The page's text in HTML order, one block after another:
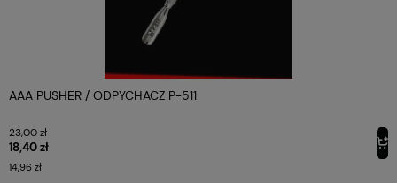
AAA PUSHER / ODPYCHACZ P-511
23,00 zł
18,40 zł
14,96 zł